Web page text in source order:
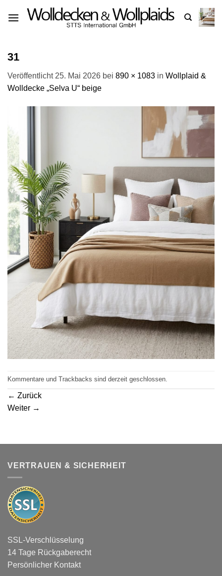
Inhalt
31
Veröffentlicht 25. Mai 2026 bei 890 × 1083 in Wollplaid &
Wolldecke „Selva U“ beige
Kommentare und Trackbacks sind derzeit geschlossen.
← Zurück
Weiter →
VERTRAUEN & SICHERHEIT
SSL-Verschlüsselung
14 Tage Rückgaberecht
Persönlicher Kontakt